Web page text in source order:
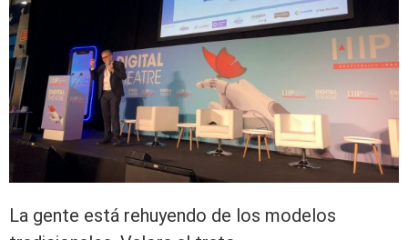
La gente está rehuyendo de los modelos